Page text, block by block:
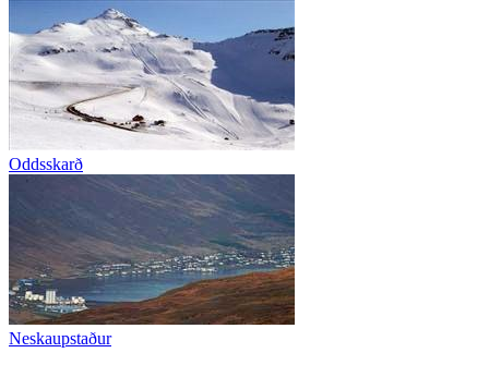
Oddsskarð
Neskaupstaður